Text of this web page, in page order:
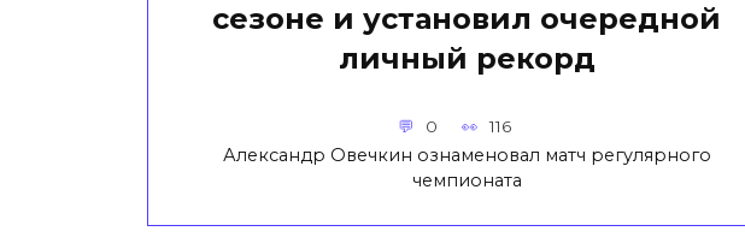
сезоне и установил очередной
личный рекорд
0 116
Александр Овечкин ознаменовал матч регулярного
чемпионата